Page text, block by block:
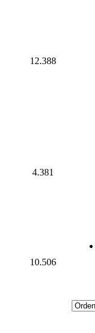
12.388
4.381
10.506